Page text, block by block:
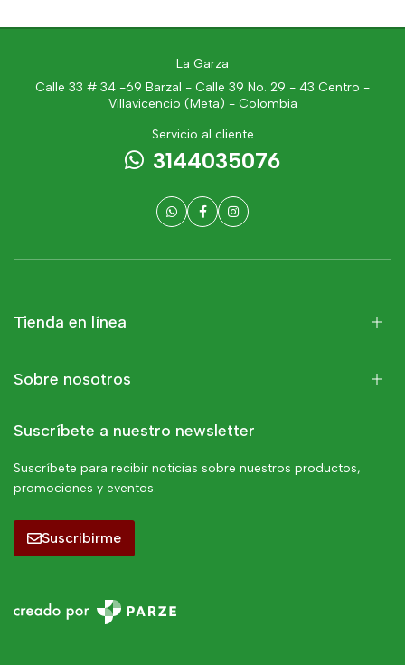
La Garza
Calle 33 # 34 -69 Barzal - Calle 39 No. 29 - 43 Centro -
Villavicencio (Meta) - Colombia
Servicio al cliente
3144035076
Tienda en línea
Sobre nosotros
Suscríbete a nuestro newsletter
Suscríbete para recibir noticias sobre nuestros productos,
promociones y eventos.
Suscribirme